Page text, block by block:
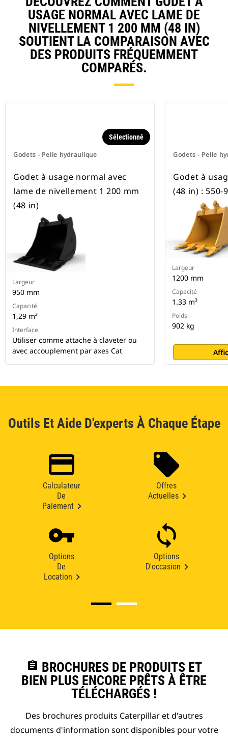
Les attaches spéciales CW sont
disponibles pour toutes les pelles
hydrauliques à chaines et sur
pneus.
USAGE NORMAL AVEC LAME DE
NIVELLEMENT 1 200 MM (48 IN)
SOUTIENT LA COMPARAISON AVEC
DES PRODUITS FRÉQUEMMENT
COMPARÉS.
Godets - Pelle hydraulique
Sélectionné
Godet à usage normal avec
lame de nivellement 1 200 mm
(48 in)
Largeur
950 mm
Capacité
1,29 m³
Interface
Utiliser comme attache à claveter ou
avec accouplement par axes Cat
Godets - Pelle
Godet à
(48 in) : 550-
Largeur
1200 mm
Capacité
1.33 m³
Poids
902 kg
Outils Et Aide D'experts À Chaque Étape
Calculateur
De
Paiement
Offres
Actuelles
Options
De
Location
Options
D'occasion
assignment BROCHURES DE PRODUITS ET
BIEN PLUS ENCORE PRÊTS À ÊTRE
TÉLÉCHARGÉS !
Des brochures produits Caterpillar et d'autres
documents d'information sont disponibles pour votre